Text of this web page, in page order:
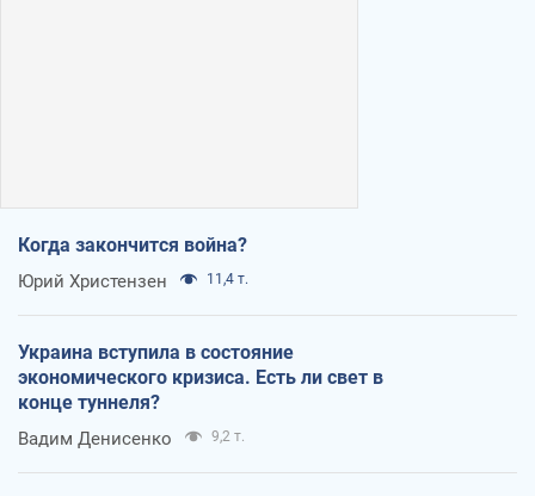
Когда закончится война?
Юрий Христензен 11,4 т.
Украина вступила в состояние
экономического кризиса. Есть ли свет в
конце туннеля?
Вадим Денисенко 9,2 т.